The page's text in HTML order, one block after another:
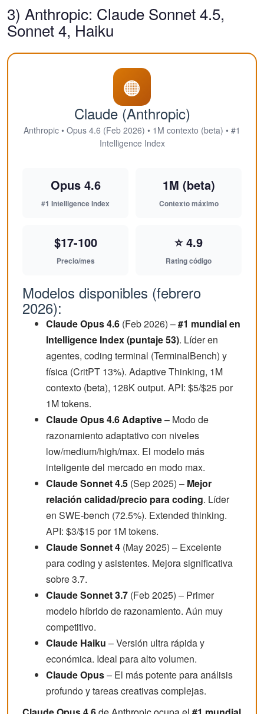
3) Anthropic: Claude Sonnet 4.5,
Sonnet 4, Haiku
🟠
Claude (Anthropic)
Anthropic • Opus 4.6 (Feb 2026) • 1M contexto (beta) • #1
Intelligence Index
Opus 4.6
#1 Intelligence Index
1M (beta)
Contexto máximo
$17-100
Precio/mes
⭐ 4.9
Rating código
Modelos disponibles (febrero
2026):
Claude Opus 4.6 (Feb 2026) –#1 mundial en
Intelligence Index (puntaje 53). Líder en
agentes, coding terminal (TerminalBench) y
física (CritPT 13%). Adaptive Thinking, 1M
contexto (beta), 128K output. API: $5/$25 por
1M tokens.
Claude Opus 4.6 Adaptive– Modo de
razonamiento adaptativo con niveles
low/medium/high/max. El modelo más
inteligente del mercado en modo max.
Claude Sonnet 4.5 (Sep 2025) – Mejor
relación calidad/precio para coding. Líder
en SWE-bench (72.5%). Extended thinking.
API: $3/$15 por 1M tokens.
Claude Sonnet 4 (May 2025) – Excelente
para coding y asistentes. Mejora significativa
sobre 3.7.
Claude Sonnet 3.7 (Feb 2025) – Primer
modelo híbrido de razonamiento. Aún muy
competitivo.
Claude Haiku – Versión ultra rápida y
económica. Ideal para alto volumen.
Claude Opus– El más potente para análisis
profundo y tareas creativas complejas.